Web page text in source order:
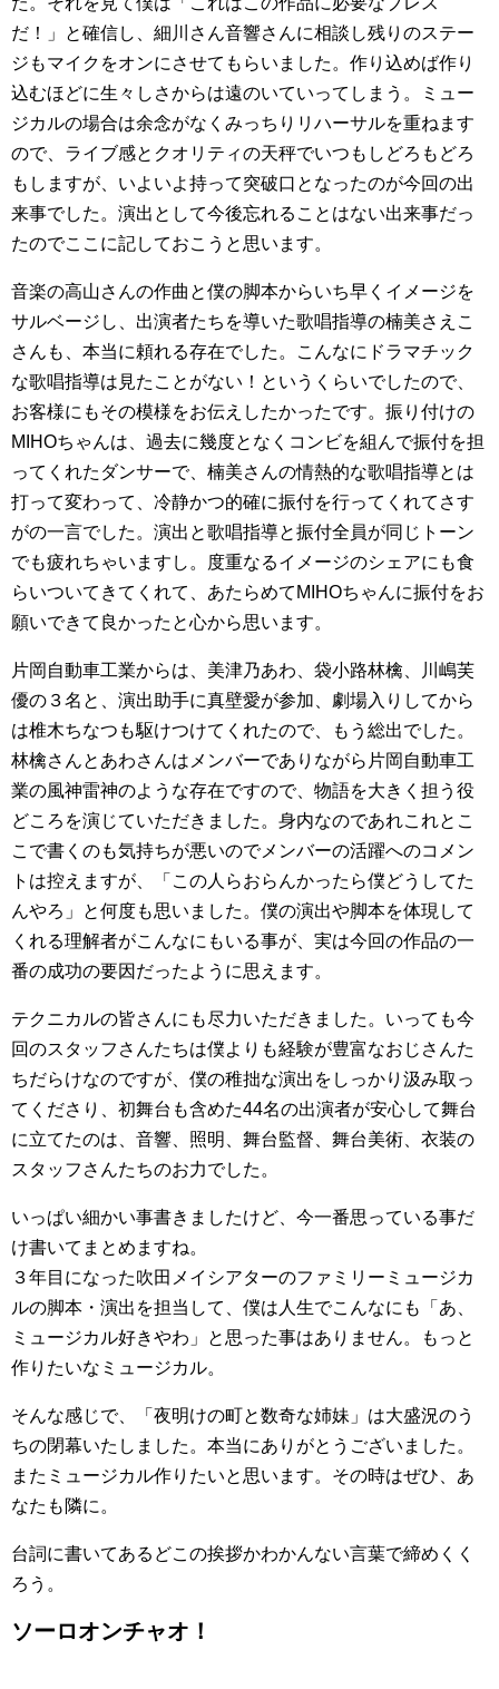
だ！」と確信し、細川さん音響さんに相談し残りのステー
ジもマイクをオンにさせてもらいました。作り込めば作り
込むほどに生々しさからは遠のいていってしまう。ミュー
ジカルの場合は余念がなくみっちりリハーサルを重ねます
ので、ライブ感とクオリティの天秤でいつもしどろもどろ
もしますが、いよいよ持って突破口となったのが今回の出
来事でした。演出として今後忘れることはない出来事だっ
たのでここに記しておこうと思います。
音楽の高山さんの作曲と僕の脚本からいち早くイメージを
サルベージし、出演者たちを導いた歌唱指導の楠美さえこ
さんも、本当に頼れる存在でした。こんなにドラマチック
な歌唱指導は見たことがない！というくらいでしたので、
お客様にもその模様をお伝えしたかったです。振り付けの
MIHOちゃんは、過去に幾度となくコンビを組んで振付を担
ってくれたダンサーで、楠美さんの情熱的な歌唱指導とは
打って変わって、冷静かつ的確に振付を行ってくれてさす
がの一言でした。演出と歌唱指導と振付全員が同じトーン
でも疲れちゃいますし。度重なるイメージのシェアにも食
らいついてきてくれて、あたらめてMIHOちゃんに振付をお
願いできて良かったと心から思います。
片岡自動車工業からは、美津乃あわ、袋小路林檎、川嶋芙
優の３名と、演出助手に真壁愛が参加、劇場入りしてから
は椎木ちなつも駆けつけてくれたので、もう総出でした。
林檎さんとあわさんはメンバーでありながら片岡自動車工
業の風神雷神のような存在ですので、物語を大きく担う役
どころを演じていただきました。身内なのであれこれとこ
こで書くのも気持ちが悪いのでメンバーの活躍へのコメン
トは控えますが、「この人らおらんかったら僕どうしてた
んやろ」と何度も思いました。僕の演出や脚本を体現して
くれる理解者がこんなにもいる事が、実は今回の作品の一
番の成功の要因だったように思えます。
テクニカルの皆さんにも尽力いただきました。いっても今
回のスタッフさんたちは僕よりも経験が豊富なおじさんた
ちだらけなのですが、僕の稚拙な演出をしっかり汲み取っ
てくださり、初舞台も含めた44名の出演者が安心して舞台
に立てたのは、音響、照明、舞台監督、舞台美術、衣装の
スタッフさんたちのお力でした。
いっぱい細かい事書きましたけど、今一番思っている事だ
け書いてまとめますね。
３年目になった吹田メイシアターのファミリーミュージカ
ルの脚本・演出を担当して、僕は人生でこんなにも「あ、
ミュージカル好きやわ」と思った事はありません。もっと
作りたいなミュージカル。
そんな感じで、「夜明けの町と数奇な姉妹」は大盛況のう
ちの閉幕いたしました。本当にありがとうございました。
またミュージカル作りたいと思います。その時はぜひ、あ
なたも隣に。
台詞に書いてあるどこの挨拶かわかんない言葉で締めくく
ろう。
ソーロオンチャオ！